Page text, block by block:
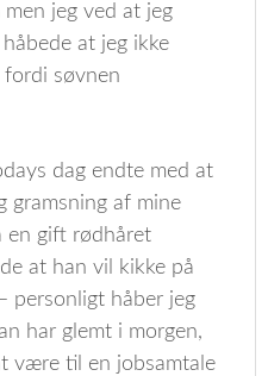
men jeg ved at jeg
at jeg ikke
fordi søvnen
dag endte med at
gramsning af mine
en gift rødhåret
at han vil kikke på
personligt håber jeg
har glemt i morgen,
være til en jobsamtale